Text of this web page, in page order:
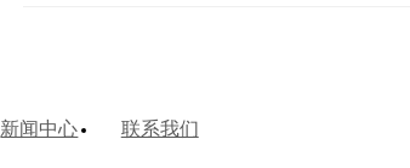
新闻中心 联系我们